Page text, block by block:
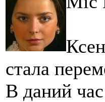
стала
В даний